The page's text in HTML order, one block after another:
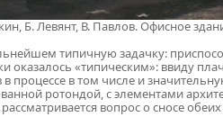
Б. Левянт, В. Павлов. Офисное
типичную задачку:
«типическим»: ввиду
в процессе в том числе и
ротондой, с элементами
вопрос о сносе